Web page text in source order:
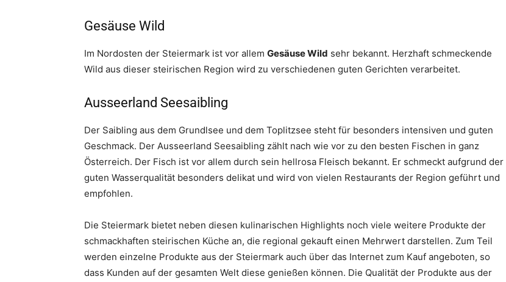
Gesäuse Wild
Im Nordosten der Steiermark ist vor allem Gesäuse Wild sehr bekannt. Herzhaft schmeckende
Wild aus dieser steirischen Region wird zu verschiedenen guten Gerichten verarbeitet.
Ausseerland Seesaibling
Der Saibling aus dem Grundlsee und dem Toplitzsee steht für besonders intensiven und guten
Geschmack. Der Ausseerland Seesaibling zählt nach wie vor zu den besten Fischen in ganz
Österreich. Der Fisch ist vor allem durch sein hellrosa Fleisch bekannt. Er schmeckt aufgrund der
guten Wasserqualität besonders delikat und wird von vielen Restaurants der Region geführt und
empfohlen.
Die Steiermark bietet neben diesen kulinarischen Highlights noch viele weitere Produkte der
schmackhaften steirischen Küche an, die regional gekauft einen Mehrwert darstellen. Zum Teil
werden einzelne Produkte aus der Steiermark auch über das Internet zum Kauf angeboten, so
dass Kunden auf der gesamten Welt diese genießen können. Die Qualität der Produkte aus der